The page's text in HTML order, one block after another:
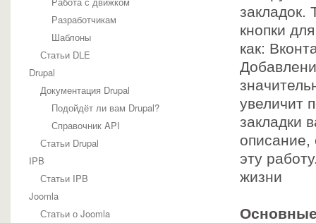
Разработчикам
Шаблоны
Статьи DLE
Drupal
Документация Drupal
Подойдёт ли вам Drupal?
Справочник API
Статьи Drupal
IPB
Статьи IPB
Joomla
Статьи о Joomla
закладок.
кнопки
как:
увеличит
закладки
описание,
эту
жизни